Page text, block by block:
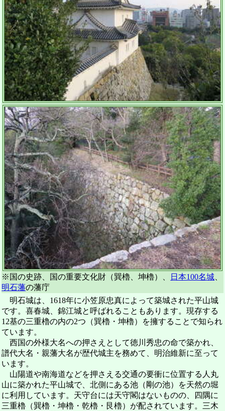
※国の史跡、国の重要文化財（巽櫓、坤櫓）、 日本100名城
明石藩の藩庁
明石城は、1618年に小笠原忠真によって築城された平山城
です。喜春城、錦江城と呼ばれることもあります。現存する
12基の三重櫓の内の2つ（巽櫓・坤櫓）を擁することで知られ
ています。
西国の外様大名への押さえとして徳川秀忠の命で築かれ、
譜代大名・親藩大名が歴代城主を務めて、明治維新に至って
います。
山陽道や南海道などを押さえる交通の要衝に位置する人丸
山に築かれた平山城で、北側にある池（剛の池）を天然の堀
に利用しています。天守台には天守閣はないものの、四隅に
三重櫓（巽櫓・坤櫓・乾櫓・艮櫓）が配されています。三木